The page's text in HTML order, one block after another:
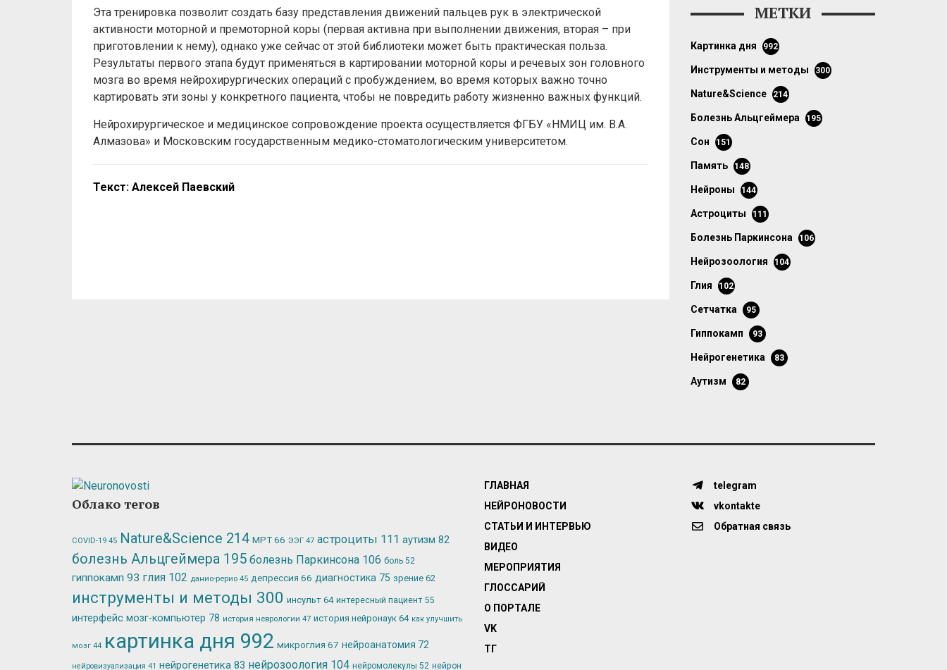
Эта тренировка позволит создать базу представления движений пальцев рук в электрической
активности моторной и премоторной коры (первая активна при выполнении движения, вторая – при
приготовлении к нему), однако уже сейчас от этой библиотеки может быть практическая польза.
Результаты первого этапа будут применяться в картировании моторной коры и речевых зон головного
мозга во время нейрохирургических операций с пробуждением, во время которых важно точно
картировать эти зоны у конкретного пациента, чтобы не повредить работу жизненно важных функций.
Нейрохирургическое и медицинское сопровождение проекта осуществляется ФГБУ «НМИЦ им. В.А.
Алмазова» и Московским государственным медико-стоматологическим университетом.
Текст: Алексей Паевский
МЕТКИ
картинка дня 992
инструменты и методы 300
Nature&Science 214
болезнь Альцгеймера 195
сон 151
память 148
нейроны 144
астроциты 111
болезнь Паркинсона 106
нейрозоология 104
глия 102
сетчатка 95
гиппокамп 93
нейрогенетика 83
аутизм 82
Облако тегов
COVID-19 45 Nature&Science 214 МРТ66 ЭЭГ 47 астроциты 111 аутизм 82
болезнь Альцгеймера 195 болезнь Паркинсона 106 боль 52
гиппокамп 93 глия 102 данио-рерио 45 депрессия 66 диагностика 75 зрение 62
инструменты и методы 300 инсульт 64 интересный пациент 55
интерфейс мозг-компьютер 78 история неврологии 47 история нейронаук 64 как улучшить
мозг 44 картинка дня 992 микроглия 67 нейроанатомия 72
нейровизуализация 41 нейрогенетика 83 нейрозоология 104 нейромолекулы 52 нейрон
ГЛАВНАЯ
НЕЙРОНОВОСТИ
СТАТЬИ И ИНТЕРВЬЮ
ВИДЕО
МЕРОПРИЯТИЯ
ГЛОССАРИЙ
О ПОРТАЛЕ
VK
ТГ
telegram
vkontakte
Обратная связь